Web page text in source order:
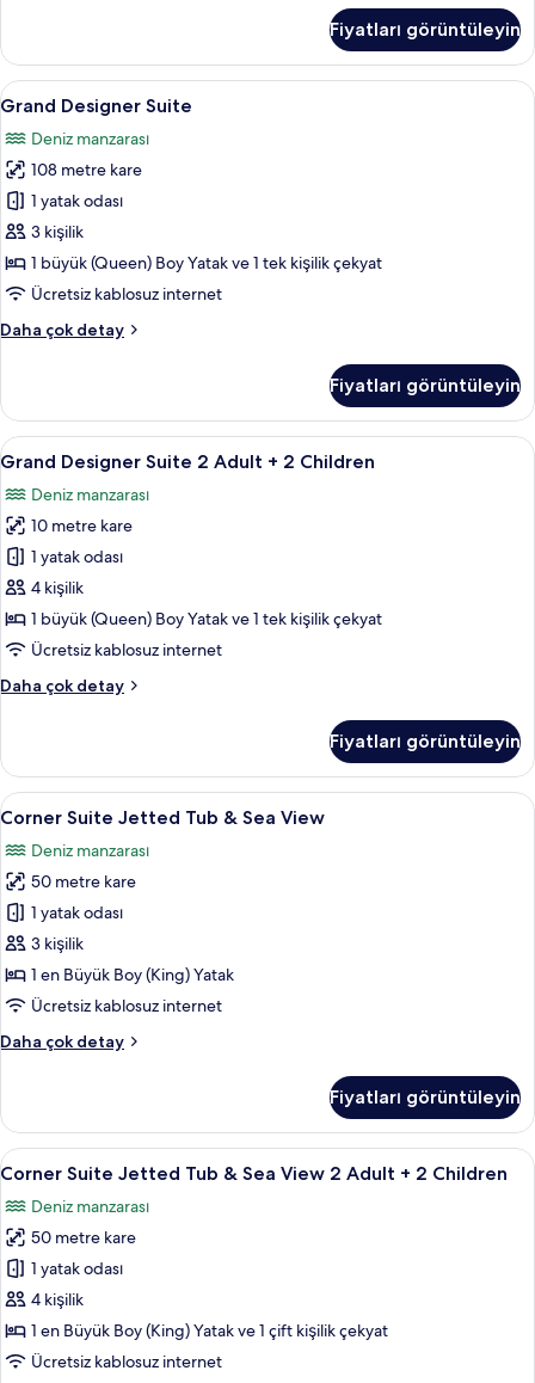
daha
fazla
detay
Fiyatları görüntüleyin
Grand
Designer
Suite
için
tüm
fotoğrafları
görün
11
Grand Designer Suite
Deniz manzarası
108 metre kare
1 yatak odası
3 kişilik
1 büyük (Queen) Boy Yatak ve 1 tek kişilik çekyat
Ücretsiz kablosuz internet
Daha çok detay
Grand
daha
fazla
detay
Fiyatları görüntüleyin
Grand
Designer
Suite
2
Adult
+
2
Children
tüm
11
Grand Designer Suite 2 Adult + 2 Children
Deniz manzarası
10 metre kare
1 yatak odası
4 kişilik
1 büyük (Queen) Boy Yatak ve 1 tek kişilik çekyat
Ücretsiz kablosuz internet
Daha çok detay
Grand
Adult
2
hakkında
daha
fazla
detay
Fiyatları görüntüleyin
Corner
Suite
Jetted
Tub
&
Sea
View
için
fotoğrafları
Ücretsiz minibar, odada kasa, masa,
5
Corner Suite Jetted Tub & Sea View
Deniz manzarası
50 metre kare
1 yatak odası
3 kişilik
1 en Büyük Boy (King) Yatak
Ücretsiz kablosuz internet
Daha çok detay
Corner
&
Sea
View
daha
fazla
detay
Fiyatları görüntüleyin
Corner
Suite
Jetted
Tub
&
Sea
View
2
Ücretsiz minibar, odada kasa, masa,
5
Corner Suite Jetted Tub & Sea View 2 Adult + 2 Children
Deniz manzarası
50 metre kare
1 yatak odası
4 kişilik
1 en Büyük Boy (King) Yatak ve 1 çift kişilik çekyat
Ücretsiz kablosuz internet